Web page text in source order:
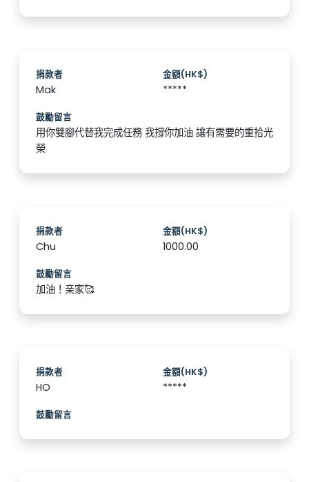
捐款者
Mak
金額(HK$)
*****
鼓勵留言
用你雙腳代替我完成任務 我撐你加油 讓有需要的重拾光
榮
捐款者
Chu
金額(HK$)
1000.00
鼓勵留言
加油！亲家🥰
捐款者
HO
金額(HK$)
*****
鼓勵留言